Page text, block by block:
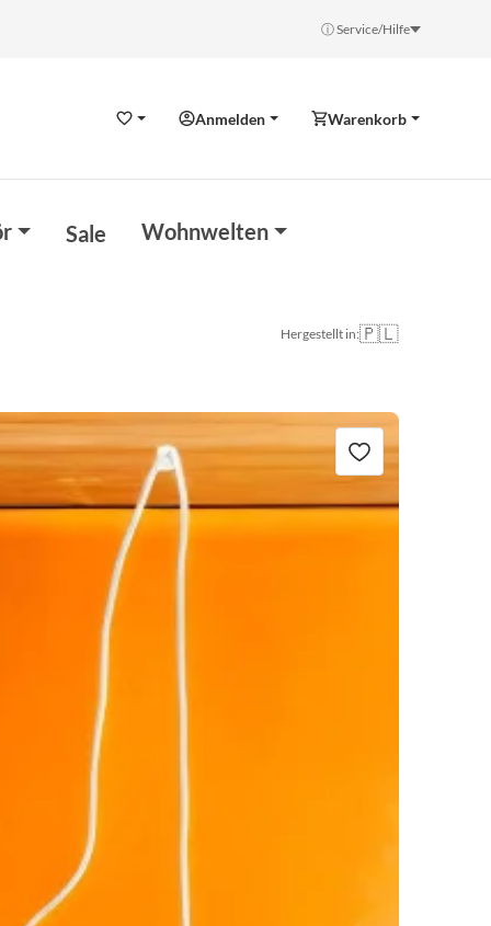
ⓘ Service/Hilfe
WunschzettelAnmelden Warenkorb
Sale Wohnwelten
Hergestellt in:🇵🇱